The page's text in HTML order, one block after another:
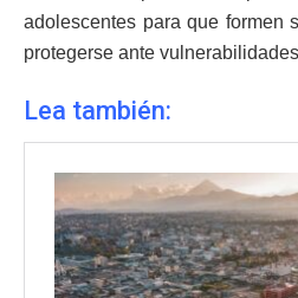
adolescentes para que formen
protegerse ante
Lea también: